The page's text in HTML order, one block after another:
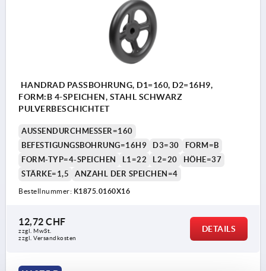
HANDRAD PASSBOHRUNG, D1=160, D2=16H9,
FORM:B 4-SPEICHEN, STAHL SCHWARZ
PULVERBESCHICHTET
AUSSENDURCHMESSER=160
BEFESTIGUNGSBOHRUNG=16H9
D3=30
FORM=B
FORM-TYP=4-SPEICHEN
L1=22 L2=20
HÖHE=37
STÄRKE=1,5
ANZAHL DER SPEICHEN=4
Bestellnummer: K1875.0160X16
12,72 CHF
zzgl. MwSt.
zzgl. Versandkosten
DETAILS